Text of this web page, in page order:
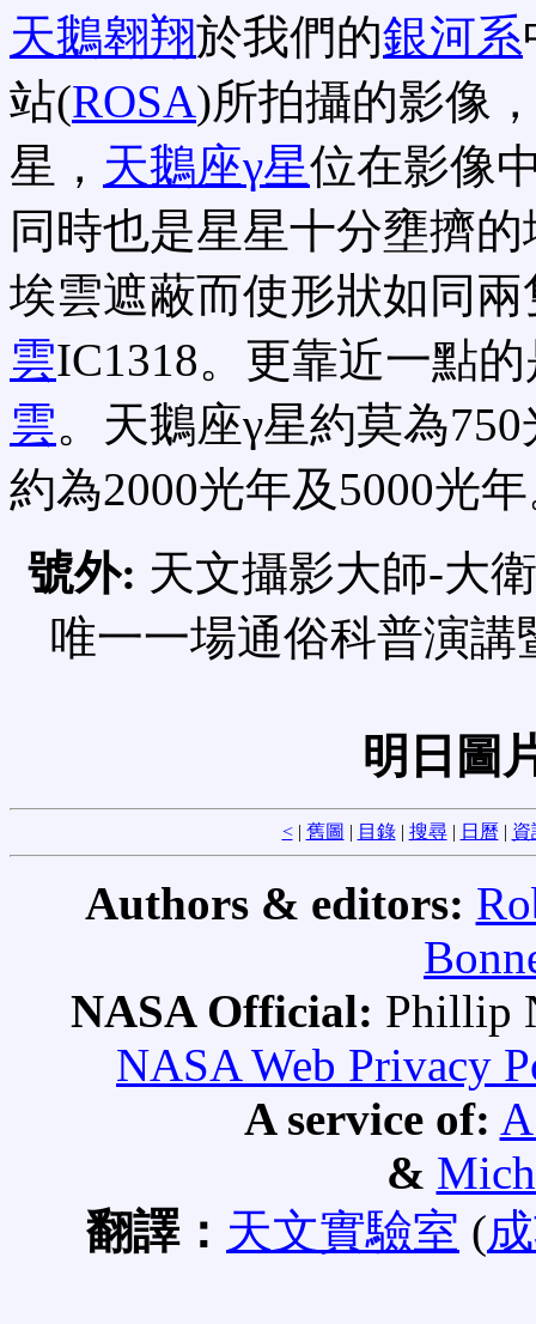
天鵝翱翔於我們的銀河系
站(ROSA)所拍攝的影像
星， 天鵝座γ星位在影像
同時也是星星十分壅擠
埃雲遮蔽而使形狀如同
雲IC1318。更靠近一點
雲。天鵝座γ星約莫為
約為2000光年及5000光
號外: 天文攝影大師-大
唯一一場通俗科普演
明日圖
<| 舊圖 | 目錄| 搜尋| 日曆 | 資
Authors & editors:
NASA Official: Phillip
NASA Web Privacy
A service of:
&
翻譯： 天文實驗室 (